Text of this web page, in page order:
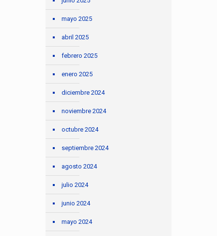
mayo 2025
abril 2025
febrero 2025
enero 2025
diciembre 2024
noviembre 2024
octubre 2024
septiembre 2024
agosto 2024
julio 2024
junio 2024
mayo 2024